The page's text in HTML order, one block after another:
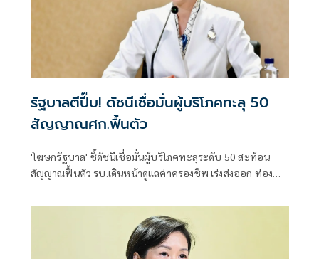
รัฐบาลตีปี๊บ! ดัชนีเชื่อมั่นผู้บริโภคทะลุ 50
สัญญาณศก.ฟื้นตัว
'โฆษกรัฐบาล' ชี้ดัชนีเชื่อมั่นผู้บริโภคทะลุระดับ 50 สะท้อน
สัญญาณฟื้นตัว รบ.เดินหน้าดูแลค่าครองชีพ เร่งส่งออก ท่อง